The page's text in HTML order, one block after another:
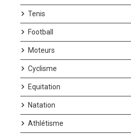
Tenis
Football
Moteurs
Cyclisme
Equitation
Natation
Athlétisme